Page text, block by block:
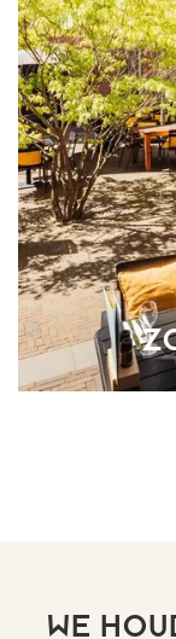
Wij hebben voor
WE